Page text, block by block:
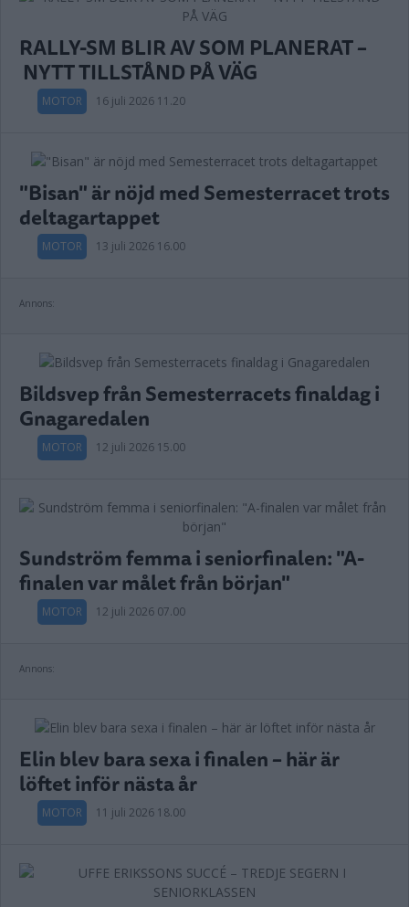
RALLY-SM BLIR AV SOM PLANERAT –
NYTT TILLSTÅND PÅ VÄG
MOTOR 16 juli 2026 11.20
"Bisan" är nöjd med Semesterracet trots
deltagartappet
MOTOR 13 juli 2026 16.00
Annons:
Bildsvep från Semesterracets finaldag i
Gnagaredalen
MOTOR 12 juli 2026 15.00
Sundström femma i seniorfinalen: "A-
finalen var målet från början"
MOTOR 12 juli 2026 07.00
Annons:
Elin blev bara sexa i finalen – här är
löftet inför nästa år
MOTOR 11 juli 2026 18.00